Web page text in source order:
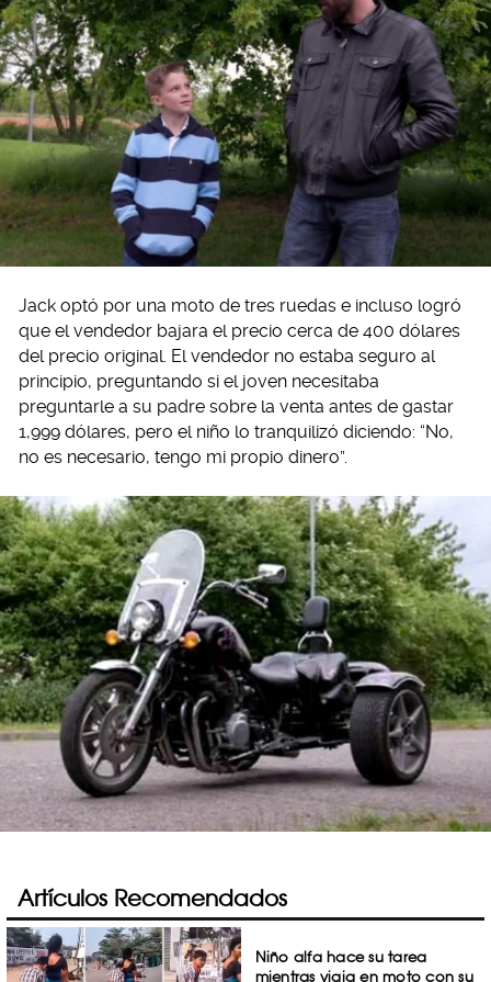
Jack optó por una moto de tres ruedas e incluso logró
que el vendedor bajara el precio cerca de 400 dólares
del precio original. El vendedor no estaba seguro al
principio, preguntando si el joven necesitaba
preguntarle a su padre sobre la venta antes de gastar
1,999 dólares, pero el niño lo tranquilizó diciendo: “No,
no es necesario, tengo mi propio dinero”.
Artículos Recomendados
Niño alfa hace su tarea
mientras viaja en moto con su